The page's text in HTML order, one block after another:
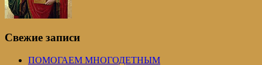
Свежие записи
ПОМОГАЕМ МНОГОДЕТНЫМ